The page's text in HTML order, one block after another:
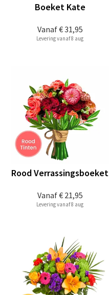
Vanaf€ 31,95
Boeket Kate
Levering vanaf 8 aug
Vanaf€ 21,95
Rood Verrassingsboeket
Levering vanaf 8 aug